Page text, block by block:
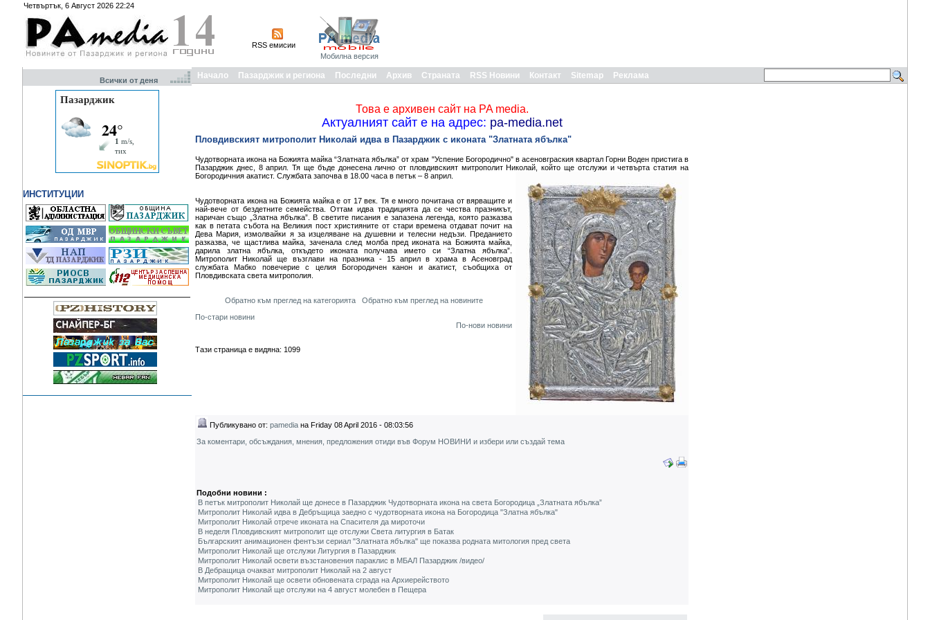
Четвъртък, 6 Август 2026 22:24
RSS емисии
Мобилна версия
Всички от деня
ИНСТИТУЦИИ
Начало Пазарджик и региона Последни Архив Страната RSS Новини Контакт Sitemap Реклама
Това е архивен сайт на PA media.
Актуалният сайт е на адрес: pa-media.net
Пловдивският митрополит Николай идва в Пазарджик с иконата "Златната ябълка"
Чудотворната икона на Божията майка “Златната ябълка” от храм "Успение Богородично" в асеновграския квартал Горни Воден пристига в
Пазарджик днес, 8 април. Тя ще бъде донесена лично от пловдивският митрополит Николай, който ще отслужи и четвърта статия на
Богородичния акатист. Службата започва в 18.00 часа в петък – 8 април.
Чудотворната икона на Божията майка е от 17 век. Тя е много почитана от вярващите и
най-вече от бездетните семейства. Оттам идва традицията да се чества празникът,
наричан също „Златна ябълка”. В светите писания е запазена легенда, която разказва
как в петата събота на Великия пост християните от стари времена отдават почит на
Дева Мария, измолвайки я за изцеляване на душевни и телесни недъзи. Преданието
разказва, че щастлива майка, заченала след молба пред иконата на Божията майка,
дарила златна ябълка, откъдето иконата получава името си “Златна ябълка”.
Митрополит Николай ще възглави на празника - 15 април в храма в Асеновград
службата Мабко повечерие с целия Богородичен канон и акатист, съобщиха от
Пловдивската света митрополия.
Обратно към преглед на категорията
Обратно към преглед на новините
По-стари новини
По-нови новини
Тази страница е видяна: 1099
Публикувано от: pamedia на Friday 08 April 2016 - 08:03:56
За коментари, обсъждания, мнения, предложения отиди във Форум НОВИНИ и избери или създай тема
Подобни новини :
В петък митрополит Николай ще донесе в Пазарджик Чудотворната икона на света Богородица „Златната ябълка”
Митрополит Николай идва в Дебръщица заедно с чудотворната икона на Богородица "Златна ябълка"
Митрополит Николай отрече иконата на Спасителя да мироточи
В неделя Пловдивският митрополит ще отслужи Света литургия в Батак
Българският анимационен фентъзи сериал "Златната ябълка" ще показва родната митология пред света
Митрополит Николай ще отслужи Литургия в Пазарджик
Митрополит Николай освети възстановения параклис в МБАЛ Пазарджик /видео/
В Дебращица очакват митрополит Николай на 2 август
Митрополит Николай ще освети обновената сграда на Архиерейството
Митрополит Николай ще отслужи на 4 август молебен в Пещера